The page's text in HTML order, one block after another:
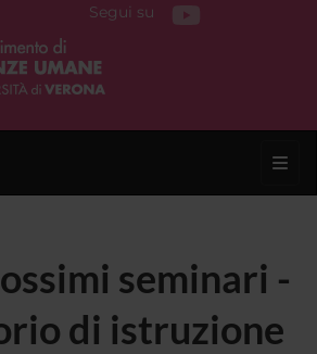
Segui su
seminari -
di istruzione